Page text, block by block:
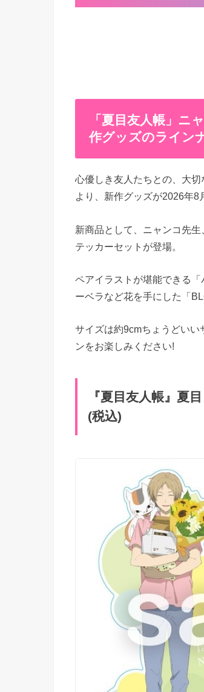
「夏目友人帳」ニ
作グッズのライン
心優しき友人たちとの、大
より、新作グッズが2026年8
新商品として、ニャンコ先
テッカーセットが登場。
ペアイラストが堪能できる
ーベラなど花を手にした「
サイズは約9cmちょうどい
ンをお楽しみください!
『夏目友人帳』夏
(税込)